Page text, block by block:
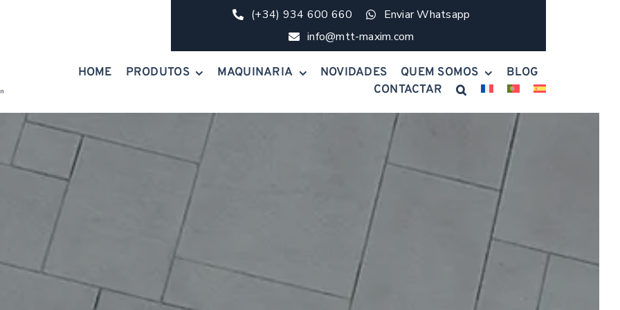
(+34) 934 600 660
Enviar Whatsapp
info@mtt-maxim.com
HOME PRODUTOS MAQUINARIA NOVIDADES QUEM SOMOS
BLOG
CONTACTAR